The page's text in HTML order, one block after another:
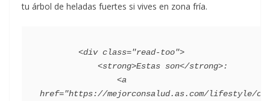
tu árbol de heladas fuertes si vives en zona fría.
href="https://mejorconsalud.as.com/lifestyle/cu